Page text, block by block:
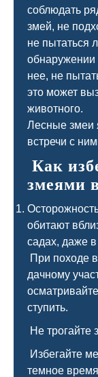
соблюдать
змей, не
не пытаться
обнаружении
нее, не
это может
животного.
Лесные змеи
встречи с
Как
змеями
обитают
садах, даже в
При походе
дачному
ступить.
Не трогайте
Избегайте
темное время